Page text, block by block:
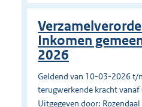
Inkomen
2026
Geldend van 10-03-2026 t/
terugwerkende kracht
Uitgegeven door: Rozendaal